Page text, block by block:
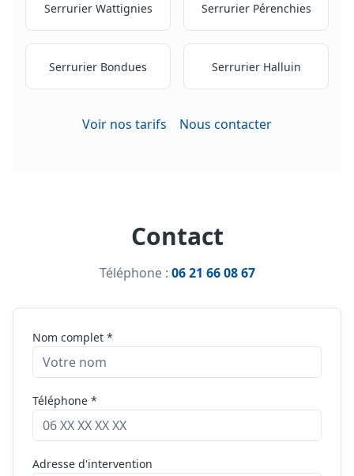
Serrurier Wattignies Serrurier Pérenchies
Serrurier Bondues Serrurier Halluin
Voir nos tarifs Nous contacter
Contact
Téléphone : 06 21 66 08 67
Nom complet *
Téléphone *
Adresse d'intervention